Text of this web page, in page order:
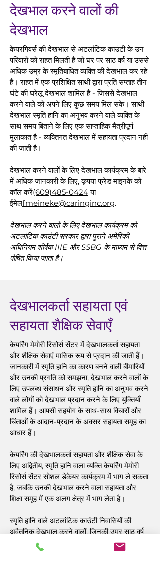
देखभाल करने वालों की
देखभाल
केयरगिवर्स की देखभाल से अटलांटिक काउंटी के उन
परिवारों को राहत मिलती है जो घर पर साठ वर्ष या उससे
अधिक उम्र के स्मृतिबाधित व्यक्ति की देखभाल कर रहे
हैं। राहत में एक प्रशिक्षित साथी द्वारा प्रति सप्ताह तीन
घंटे की घरेलू देखभाल शामिल है - जिससे देखभाल
करने वाले को अपने लिए कुछ समय मिल सके। साथी
देखभाल स्मृति हानि का अनुभव करने वाले व्यक्ति के
साथ समय बिताने के लिए एक साप्ताहिक मैत्रीपूर्ण
मुलाकात है - व्यक्तिगत देखभाल में सहायता प्रदान नहीं
की जाती है।
देखभाल करने वालों के लिए देखभाल कार्यक्रम के बारे
में अधिक जानकारी के लिए, कृपया फ्रेड माइनके को
कॉल करें(609)485-0424या
ईमेलfmeineke@caringinc.org.
देखभाल करने वालों के लिए देखभाल कार्यक्रम को
अटलांटिक काउंटी सरकार द्वारा पुराने अमेरिकी
अधिनियम शीर्षक IIIE और SSBG के माध्यम से वित्त
पोषित किया जाता है।
देखभालकर्ता सहायता एवं
सहायता शैक्षिक सेवाएँ
केयरिंग मेमोरी रिसोर्स सेंटर में देखभालकर्ता सहायता
और शैक्षिक सेवाएं मासिक रूप से प्रदान की जाती हैं।
जानकारी में स्मृति हानि का कारण बनने वाली बीमारियों
और उनकी प्रगति को समझना, देखभाल करने वालों के
लिए उपलब्ध संसाधन और स्मृति हानि का अनुभव करने
वाले लोगों को देखभाल प्रदान करने के लिए युक्तियाँ
शामिल हैं। आपसी सहयोग के साथ-साथ विचारों और
चिंताओं के आदान-प्रदान के अवसर सहायता समूह का
आधार हैं।
केयरिंग की देखभालकर्ता सहायता और शैक्षिक सेवा के
लिए अद्वितीय, स्मृति हानि वाला व्यक्ति केयरिंग मेमोरी
रिसोर्स सेंटर सोशल डेकेयर कार्यक्रम में भाग ले सकता
है, जबकि उनकी देखभाल करने वाला सहायता और
शिक्षा समूह में एक अलग क्षेत्र में भाग लेता है।
स्मृति हानि वाले अटलांटिक काउंटी निवासियों की
अवैतनिक देखभाल करने वालों, जिनकी उम्र साठ वर्ष
और उससे अधिक है, को भाग लेने के लिए आमंत्रित
किया जाता है। कृपया फ्रेड माइनेके को कॉल